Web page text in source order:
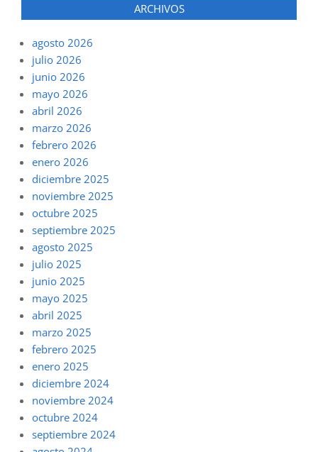
ARCHIVOS
agosto 2026
julio 2026
junio 2026
mayo 2026
abril 2026
marzo 2026
febrero 2026
enero 2026
diciembre 2025
noviembre 2025
octubre 2025
septiembre 2025
agosto 2025
julio 2025
junio 2025
mayo 2025
abril 2025
marzo 2025
febrero 2025
enero 2025
diciembre 2024
noviembre 2024
octubre 2024
septiembre 2024